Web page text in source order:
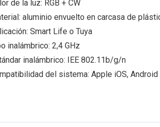
de la luz: RGB + CW
aluminio envuelto en carcasa de
Smart Life o Tuya
inalámbrico: 2,4 GHz
inalámbrico: IEE 802.11b/g/n
del sistema: Apple iOS,